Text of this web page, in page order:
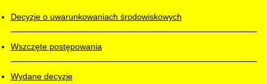
Decyzje o uwarunkowaniach środowiskowych
Wszczęte postępowania
Wydane decyzje